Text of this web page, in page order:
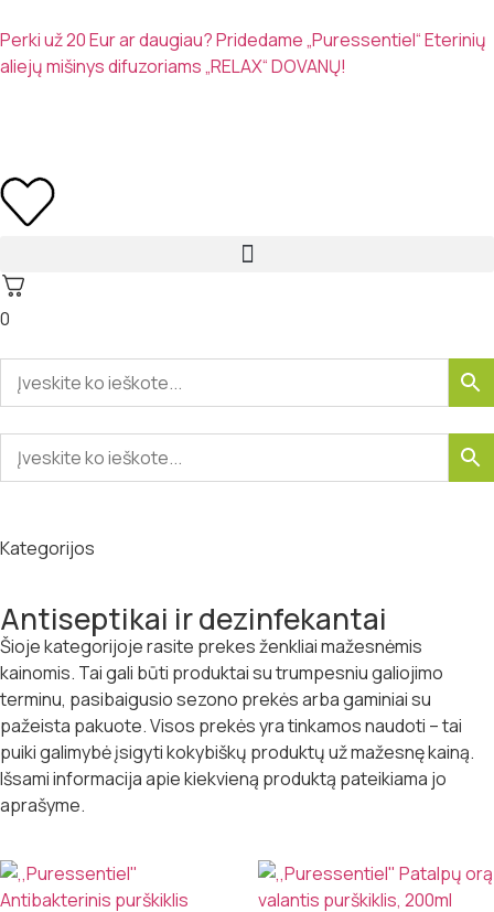
Perki už 20 Eur ar daugiau? Pridedame „Puressentiel“ Eterinių
aliejų mišinys difuzoriams „RELAX“ DOVANŲ!
0
Kategorijos
Antiseptikai ir dezinfekantai
Šioje kategorijoje rasite prekes ženkliai mažesnėmis
kainomis. Tai gali būti produktai su trumpesniu galiojimo
terminu, pasibaigusio sezono prekės arba gaminiai su
pažeista pakuote. Visos prekės yra tinkamos naudoti – tai
puiki galimybė įsigyti kokybiškų produktų už mažesnę kainą.
Išsami informacija apie kiekvieną produktą pateikiama jo
aprašyme.